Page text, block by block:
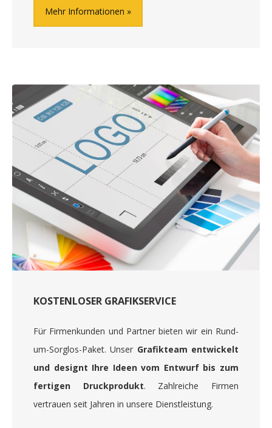
Mehr Informationen
KOSTENLOSER GRAFIKSERVICE
Für Firmenkunden und Partner bieten wir ein Rund-
um-Sorglos-Paket. Unser Grafikteam entwickelt
und designt Ihre Ideen vom Entwurf bis zum
fertigen Druckprodukt. Zahlreiche Firmen
vertrauen seit Jahren in unsere Dienstleistung.